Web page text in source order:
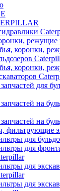
режущие
коронки,
коронки,
для
на
на
фильтрующие
для
для
для
для